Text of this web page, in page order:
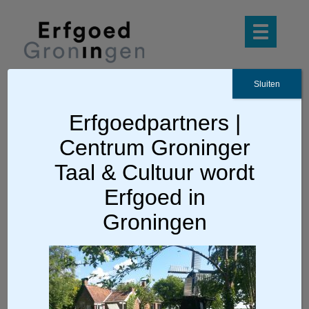
Ga terug
Museum Hoogeland
Erfgoedpartners |
Centrum Groninger
Taal & Cultuur wordt
Erfgoed in
Groningen
Sluiten